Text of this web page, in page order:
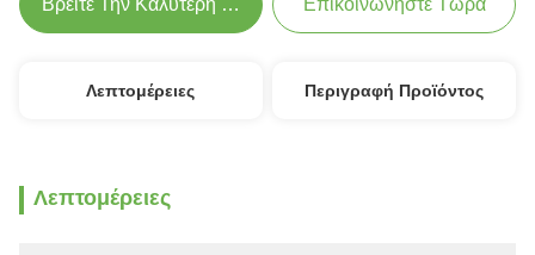
Βρείτε Την Καλύτερη Τιμή Επικοινωνήστε Τώρα
Λεπτομέρειες Περιγραφή Προϊόντος
Λεπτομέρειες